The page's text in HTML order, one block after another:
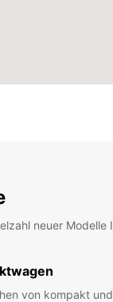
neuer Modelle
von kompakt und